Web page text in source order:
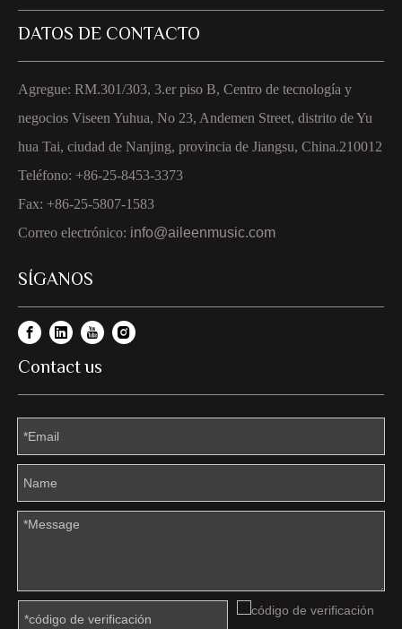
DATOS DE CONTACTO
Agregue: RM.301/303, 3.er piso B, Centro de tecnología y
negocios Viseen Yuhua, No 23, Andemen Street, distrito de Yu
hua Tai, ciudad de Nanjing, provincia de Jiangsu, China.210012
Teléfono: +86-25-8453-3373
Fax: +86-25-5807-1583
Correo electrónico: info@aileenmusic.com
SÍGANOS
Contact us